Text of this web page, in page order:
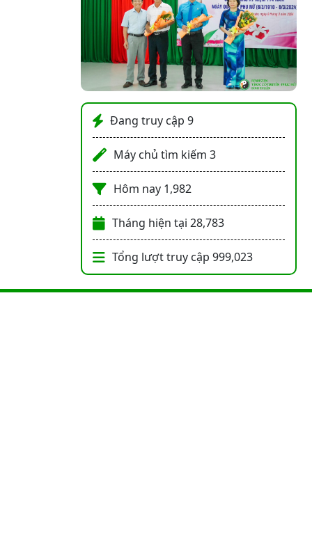
Đang truy cập 9
Máy chủ tìm kiếm 3
Hôm nay 1,982
Tháng hiện tại 28,783
Tổng lượt truy cập 999,023